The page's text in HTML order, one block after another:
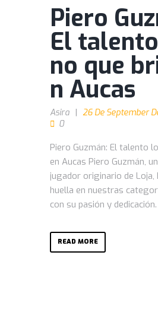
Piero
El
no que
n Aucas
Asira
26 De September
0
Piero Guzmán: El talento
en Aucas Piero Guzmán,
jugador originario de Loja,
huella en nuestras
con su pasión y dedicación.
READ MORE